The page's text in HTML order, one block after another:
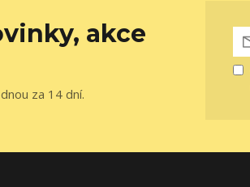
akce
za 14 dní.